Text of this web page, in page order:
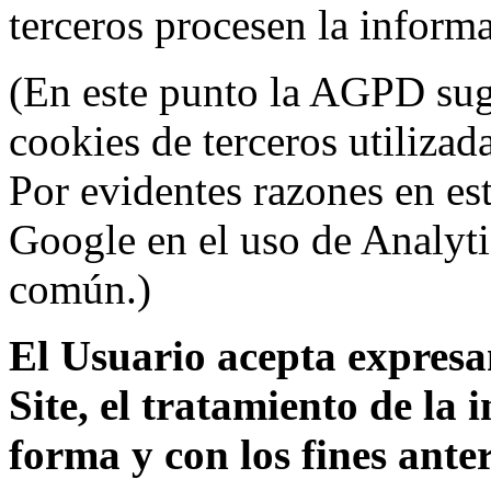
terceros procesen la
(En este punto la AGPD
cookies de terceros
Por evidentes razones en
Google en el uso de
común.)
El Usuario acepta
Site, el tratamiento de la
forma y con los fines